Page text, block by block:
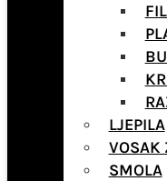
LJEPILA
VOSAK
SMOLA